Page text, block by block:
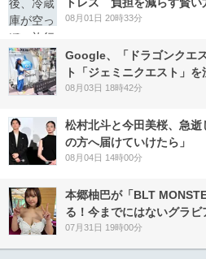
08月01日 20時33分
Google、「ドラゴンクエ
ト「ジェミニクエスト」
08月03日 18時42分
松村北斗と今田美桜、急逝
の方へ届けていけたら」
08月04日 14時00分
本郷柚巴が「BLT
る！今までにはないグラビ
07月31日 19時00分